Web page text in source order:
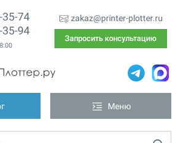
35-74
35-94
zakaz@printer-plotter.ru
Запросить консультацию
Меню